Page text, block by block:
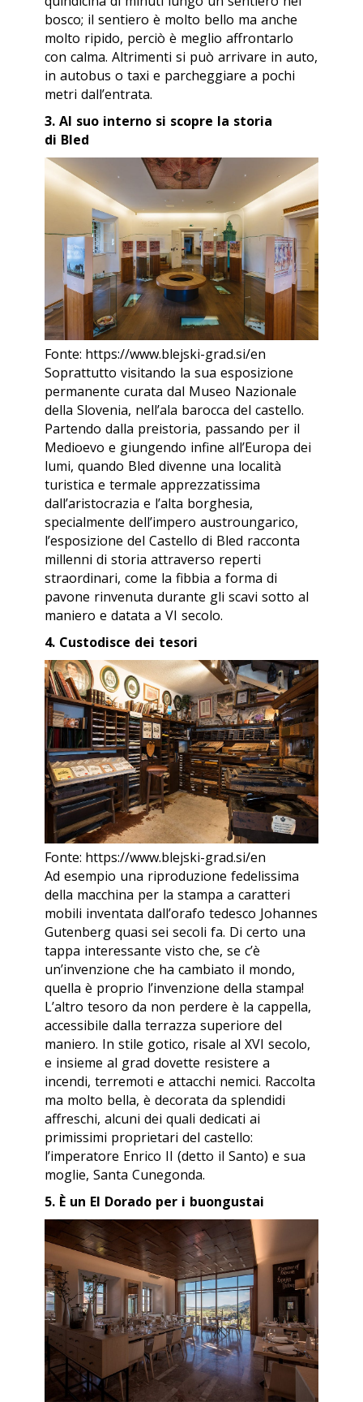
bosco; il sentiero è molto bello ma anche
molto ripido, perciò è meglio affrontarlo
con calma. Altrimenti si può arrivare in auto,
in autobus o taxi e parcheggiare a pochi
metri dall’entrata.
3. Al suo interno si scopre la storia
di Bled
Fonte: https://www.blejski-grad.si/en
Soprattutto visitando la sua esposizione
permanente curata dal Museo Nazionale
della Slovenia, nell’ala barocca del castello.
Partendo dalla preistoria, passando per il
Medioevo e giungendo infine all’Europa dei
lumi, quando Bled divenne una località
turistica e termale apprezzatissima
dall’aristocrazia e l’alta borghesia,
specialmente dell’impero austroungarico,
l’esposizione del Castello di Bled racconta
millenni di storia attraverso reperti
straordinari, come la fibbia a forma di
pavone rinvenuta durante gli scavi sotto al
maniero e datata a VI secolo.
4. Custodisce dei tesori
Fonte: https://www.blejski-grad.si/en
Ad esempio una riproduzione fedelissima
della macchina per la stampa a caratteri
mobili inventata dall’orafo tedesco Johannes
Gutenberg quasi sei secoli fa. Di certo una
tappa interessante visto che, se c’è
un’invenzione che ha cambiato il mondo,
quella è proprio l’invenzione della stampa!
L’altro tesoro da non perdere è la cappella,
accessibile dalla terrazza superiore del
maniero. In stile gotico, risale al XVI secolo,
e insieme al grad dovette resistere a
incendi, terremoti e attacchi nemici. Raccolta
ma molto bella, è decorata da splendidi
affreschi, alcuni dei quali dedicati ai
primissimi proprietari del castello:
l’imperatore Enrico II (detto il Santo) e sua
moglie, Santa Cunegonda.
5. È un El Dorado per i buongustai